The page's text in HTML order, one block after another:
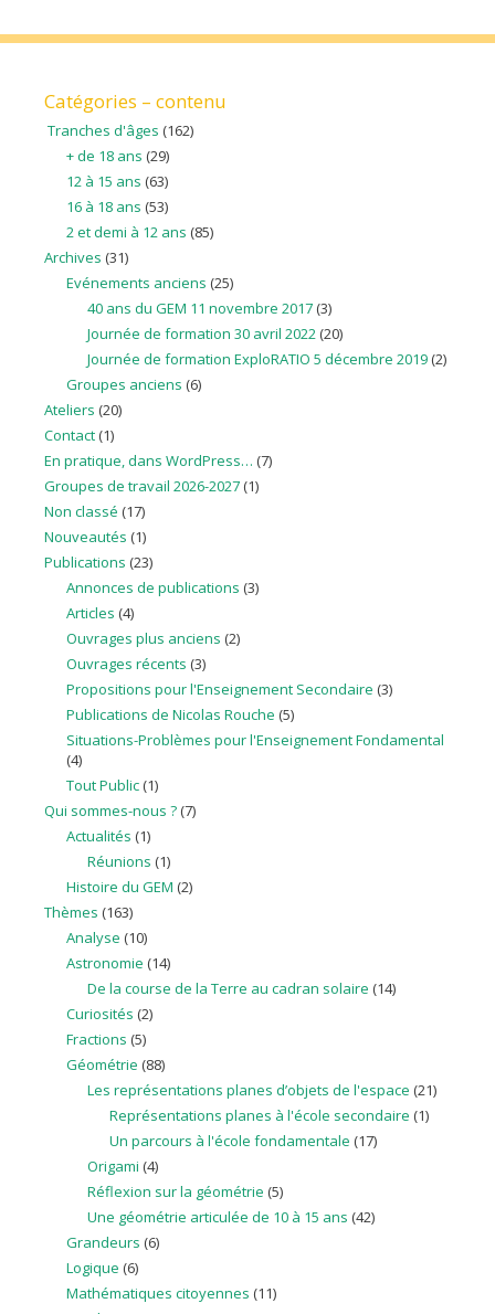
Catégories – contenu
Tranches d'âges (162)
+ de 18 ans (29)
12 à 15 ans (63)
16 à 18 ans (53)
2 et demi à 12 ans (85)
Archives (31)
Evénements anciens (25)
40 ans du GEM 11 novembre 2017 (3)
Journée de formation 30 avril 2022 (20)
Journée de formation ExploRATIO 5 décembre 2019 (2)
Groupes anciens (6)
Ateliers (20)
Contact (1)
En pratique, dans WordPress… (7)
Groupes de travail 2026-2027 (1)
Non classé (17)
Nouveautés (1)
Publications (23)
Annonces de publications (3)
Articles (4)
Ouvrages plus anciens (2)
Ouvrages récents (3)
Propositions pour l'Enseignement Secondaire (3)
Publications de Nicolas Rouche (5)
Situations-Problèmes pour l'Enseignement Fondamental
(4)
Tout Public(1)
Qui sommes-nous ? (7)
Actualités (1)
Réunions (1)
Histoire du GEM (2)
Thèmes (163)
Analyse (10)
Astronomie (14)
De la course de la Terre au cadran solaire (14)
Curiosités (2)
Fractions (5)
Géométrie (88)
Les représentations planes d’objets de l'espace (21)
Représentations planes à l'école secondaire (1)
Un parcours à l'école fondamentale (17)
Origami (4)
Réflexion sur la géométrie (5)
Une géométrie articulée de 10 à 15 ans (42)
Grandeurs (6)
Logique (6)
Mathématiques citoyennes (11)